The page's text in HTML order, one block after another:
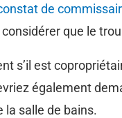
de
que le
s’il est
également
la salle de bains.